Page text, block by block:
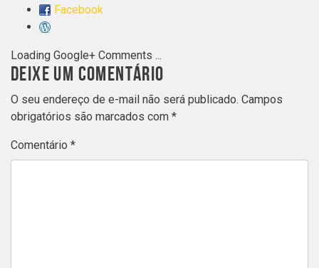
Facebook
Loading Google+ Comments ...
DEIXE UM COMENTÁRIO
O seu endereço de e-mail não será publicado. Campos
obrigatórios são marcados com *
Comentário *